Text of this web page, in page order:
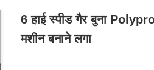
6 हाई स्पीड गैर बुना
मशीन बनाने लगा